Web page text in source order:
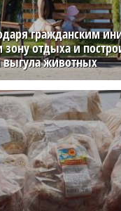
гражданским
зону отдыха и
животных